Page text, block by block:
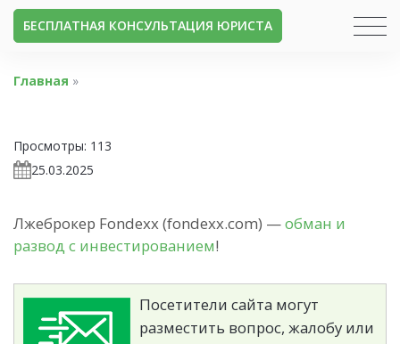
БЕСПЛАТНАЯ КОНСУЛЬТАЦИЯ ЮРИСТА
Главная »
Просмотры: 113
25.03.2025
Лжеброкер Fondexx (fondexx.com) —обман и
развод с инвестированием!
Посетители сайта могут
разместить вопрос, жалобу или